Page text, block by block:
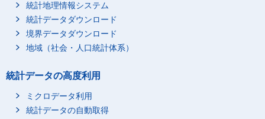
統計地理情報システム
統計データダウンロード
境界データダウンロード
地域（社会・人口統計体系）
統計データの高度利用
ミクロデータ利用
統計データの自動取得